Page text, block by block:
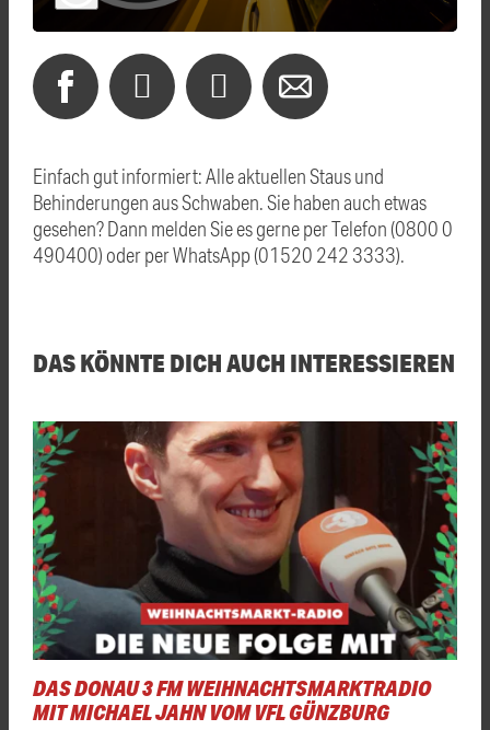
Einfach gut informiert: Alle aktuellen Staus und
Behinderungen aus Schwaben. Sie haben auch etwas
gesehen? Dann melden Sie es gerne per Telefon (0800 0
490400) oder per WhatsApp (01520 242 3333).
DAS KÖNNTE DICH AUCH INTERESSIEREN
DAS DONAU 3 FM WEIHNACHTSMARKTRADIO
MIT MICHAEL JAHN VOM VFL GÜNZBURG